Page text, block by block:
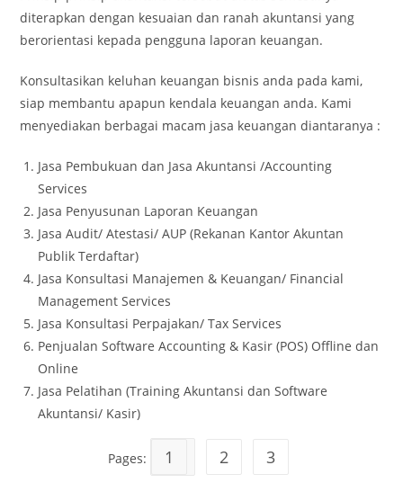
diterapkan dengan kesuaian dan ranah akuntansi yang
berorientasi kepada pengguna laporan keuangan.
Konsultasikan keluhan keuangan bisnis anda pada kami,
siap membantu apapun kendala keuangan anda. Kami
menyediakan berbagai macam jasa keuangan diantaranya :
Jasa Pembukuan dan Jasa Akuntansi /Accounting
Services
Jasa Penyusunan Laporan Keuangan
Jasa Audit/ Atestasi/ AUP (Rekanan Kantor Akuntan
Publik Terdaftar)
Jasa Konsultasi Manajemen & Keuangan/ Financial
Management Services
Jasa Konsultasi Perpajakan/ Tax Services
Penjualan Software Accounting & Kasir (POS) Offline dan
Online
Jasa Pelatihan (Training Akuntansi dan Software
Akuntansi/ Kasir)
Pages: 1 2 3